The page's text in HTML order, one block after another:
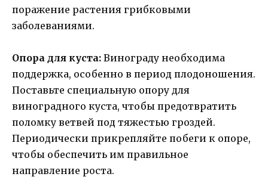
поражение растения грибковыми
заболеваниями.
Опора для куста: Винограду необходима
поддержка, особенно в период плодоношения.
Поставьте специальную опору для
виноградного куста, чтобы предотвратить
поломку ветвей под тяжестью гроздей.
Периодически прикрепляйте побеги к опоре,
чтобы обеспечить им правильное
направление роста.